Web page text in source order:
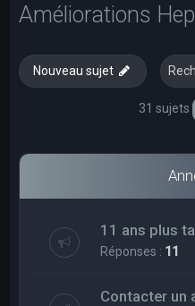
Améliorations
Nouveau sujet
31 sujets
11 ans plus
Réponses : 11
Contacter un